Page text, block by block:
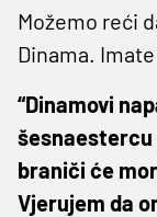
Možemo reći
Dinama.
“Dinamovi
šesnaestercu
braniči će
Vjerujem da